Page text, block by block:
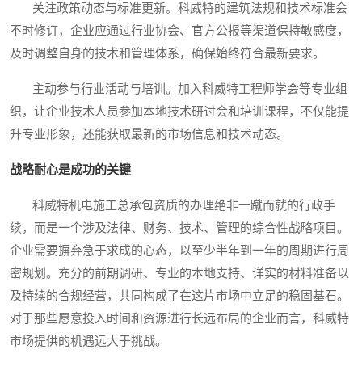
关注政策动态与标准更新。科威特的建筑法规和技术标准会
不时修订，企业应通过行业协会、官方公报等渠道保持敏感度，
及时调整自身的技术和管理体系，确保始终符合最新要求。
主动参与行业活动与培训。加入科威特工程师学会等专业组
织，让企业技术人员参加本地技术研讨会和培训课程，不仅能提
升专业形象，还能获取最新的市场信息和技术动态。
战略耐心是成功的关键
科威特机电施工总承包资质的办理绝非一蹴而就的行政手
续，而是一个涉及法律、财务、技术、管理的综合性战略项目。
企业需要摒弃急于求成的心态，以至少半年到一年的周期进行周
密规划。充分的前期调研、专业的本地支持、详实的材料准备以
及持续的合规经营，共同构成了在这片市场中立足的稳固基石。
对于那些愿意投入时间和资源进行长远布局的企业而言，科威特
市场提供的机遇远大于挑战。